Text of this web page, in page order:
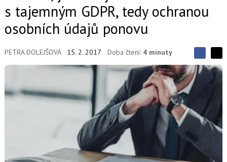
s tajemným GDPR, tedy ochranou
osobních údajů ponovu
PETRA DOLEJŠOVÁ 15. 2. 2017 Doba čtení: 4 minuty
S
d
í
e
t
S
d
í
n
c
d
a